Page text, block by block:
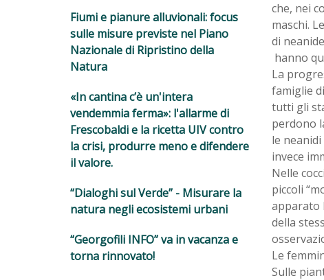
Fiumi e pianure alluvionali: focus
sulle misure previste nel Piano
Nazionale di Ripristino della
Natura
«In cantina c’è un'intera
vendemmia ferma»: l'allarme di
Frescobaldi e la ricetta UIV contro
la crisi, produrre meno e difendere
il valore.
“Dialoghi sul Verde” - Misurare la
natura negli ecosistemi urbani
“Georgofili INFO” va in vacanza e
torna rinnovato!
che, nei
maschi.
di
hanno
La
famiglie
tutti gli
perdono
le
invece
Nelle
piccoli
apparato
della
Le
Sulle